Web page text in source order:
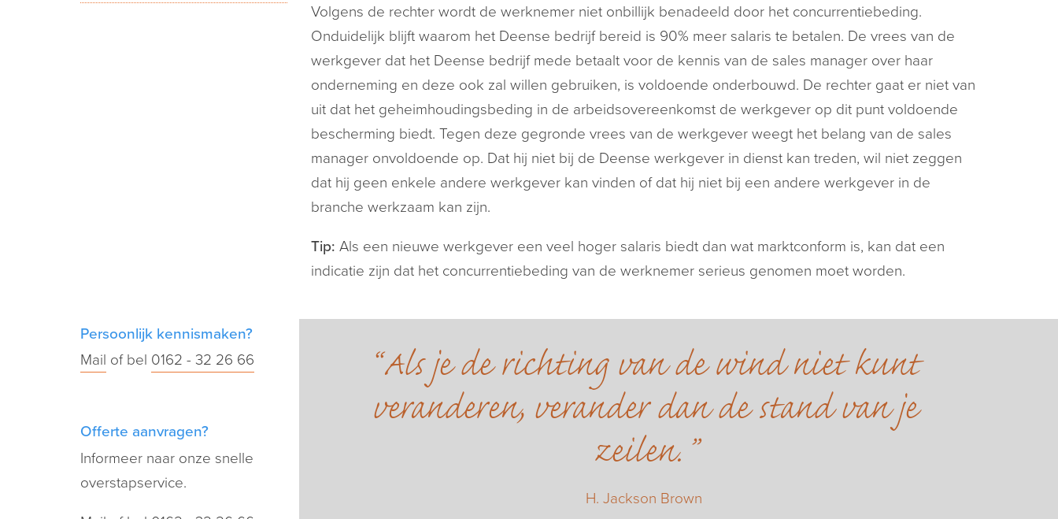
Volgens de rechter wordt de werknemer niet onbillijk benadeeld door het concurrentiebeding.
Onduidelijk blijft waarom het Deense bedrijf bereid is 90% meer salaris te betalen. De vrees van de
werkgever dat het Deense bedrijf mede betaalt voor de kennis van de sales manager over haar
onderneming en deze ook zal willen gebruiken, is voldoende onderbouwd. De rechter gaat er niet van
uit dat het geheimhoudingsbeding in de arbeidsovereenkomst de werkgever op dit punt voldoende
bescherming biedt. Tegen deze gegronde vrees van de werkgever weegt het belang van de sales
manager onvoldoende op. Dat hij niet bij de Deense werkgever in dienst kan treden, wil niet zeggen
dat hij geen enkele andere werkgever kan vinden of dat hij niet bij een andere werkgever in de
branche werkzaam kan zijn.
Tip: Als een nieuwe werkgever een veel hoger salaris biedt dan wat marktconform is, kan dat een
indicatie zijn dat het concurrentiebeding van de werknemer serieus genomen moet worden.
Persoonlijk kennismaken?
Mail of bel 0162 - 32 26 66
Offerte aanvragen?
Informeer naar onze snelle
overstapservice.
Als je de richting van de wind niet kunt
veranderen, verander dan de stand van je
zeilen.
H. Jackson Brown